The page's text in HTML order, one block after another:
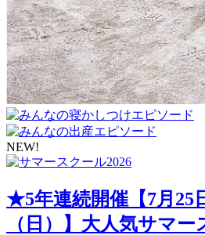
NEW!
★5年連続開催【7月25
（日）】大人気サマー